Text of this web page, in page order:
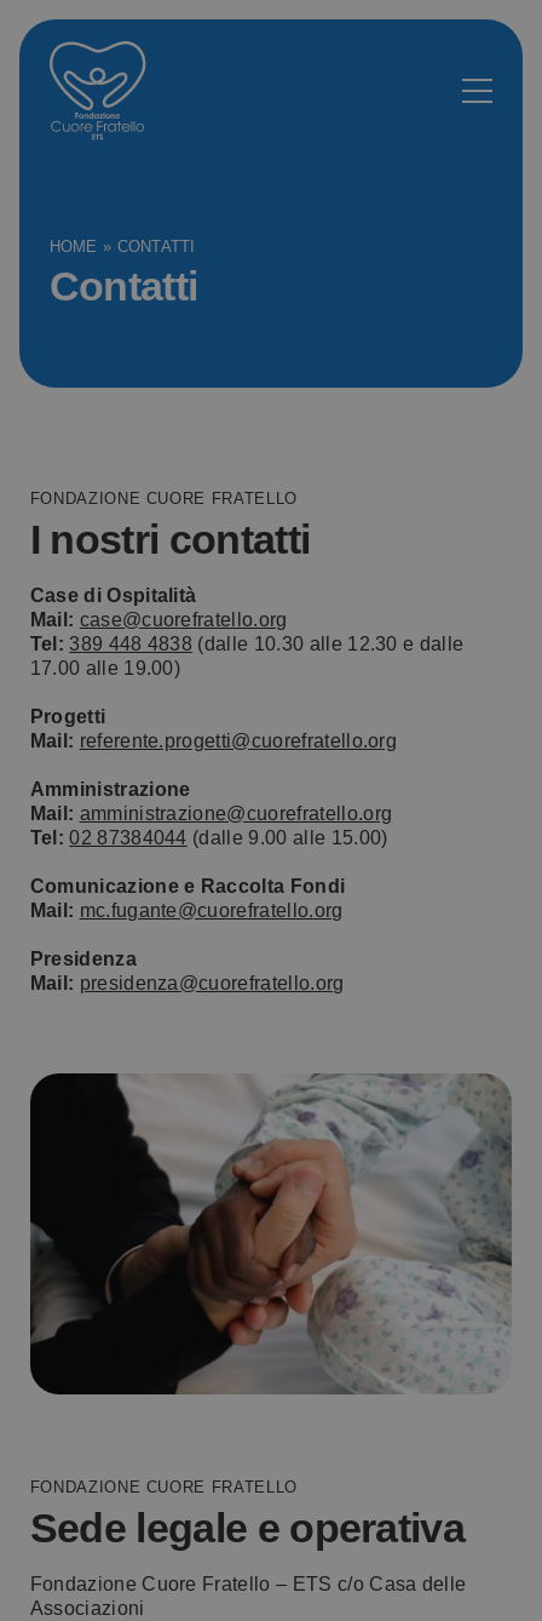
HOME » CONTATTI
Contatti
FONDAZIONE CUORE FRATELLO
I nostri contatti
Case di Ospitalità
Mail: case@cuorefratello.org
Tel: 389 448 4838 (dalle 10.30 alle 12.30 e dalle
17.00 alle 19.00)
Progetti
Mail: referente.progetti@cuorefratello.org
Amministrazione
Mail: amministrazione@cuorefratello.org
Tel: 02 87384044 (dalle 9.00 alle 15.00)
Comunicazione e Raccolta Fondi
Mail: mc.fugante@cuorefratello.org
Presidenza
Mail: presidenza@cuorefratello.org
FONDAZIONE CUORE FRATELLO
Sede legale e operativa
Fondazione Cuore Fratello – ETS c/o Casa delle
Associazioni